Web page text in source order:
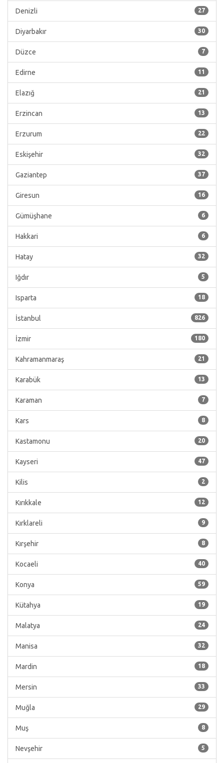
27
Denizli
30
Diyarbakır
7
Düzce
11
Edirne
21
Elazığ
13
Erzincan
22
Erzurum
32
Eskişehir
37
Gaziantep
16
Giresun
6
Gümüşhane
6
Hakkari
32
Hatay
5
Iğdır
18
Isparta
826
İstanbul
180
İzmir
21
Kahramanmaraş
13
Karabük
7
Karaman
8
Kars
20
Kastamonu
47
Kayseri
2
Kilis
12
Kırıkkale
9
Kırklareli
8
Kırşehir
40
Kocaeli
59
Konya
19
Kütahya
24
Malatya
32
Manisa
18
Mardin
33
Mersin
29
Muğla
8
Muş
5
Nevşehir